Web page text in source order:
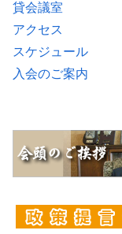
貸会議室
アクセス
スケジュール
入会のご案内